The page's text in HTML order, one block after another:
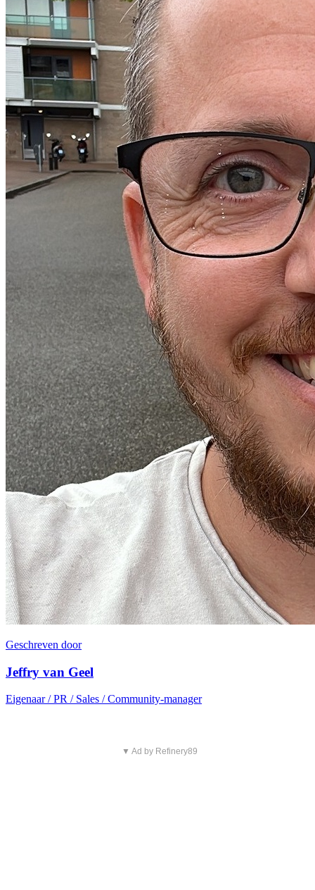
Geschreven door
Jeffry van Geel
Eigenaar / PR / Sales / Community-manager
▼ Ad by Refinery89